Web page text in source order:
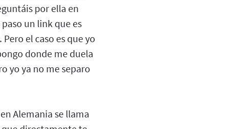
por ella en
un link que es
el caso es que yo
donde me duela
yo ya no me separo
Alemania se llama